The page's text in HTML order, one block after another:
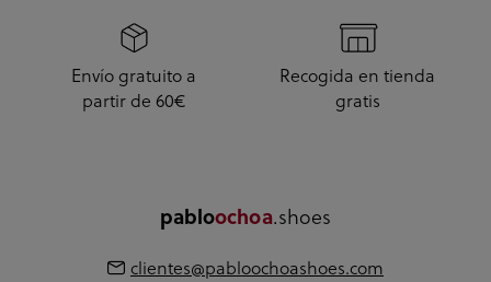
Envío gratuito a
partir de 60€
Recogida en tienda
gratis
pabloochoa.shoes
clientes@pabloochoashoes.com